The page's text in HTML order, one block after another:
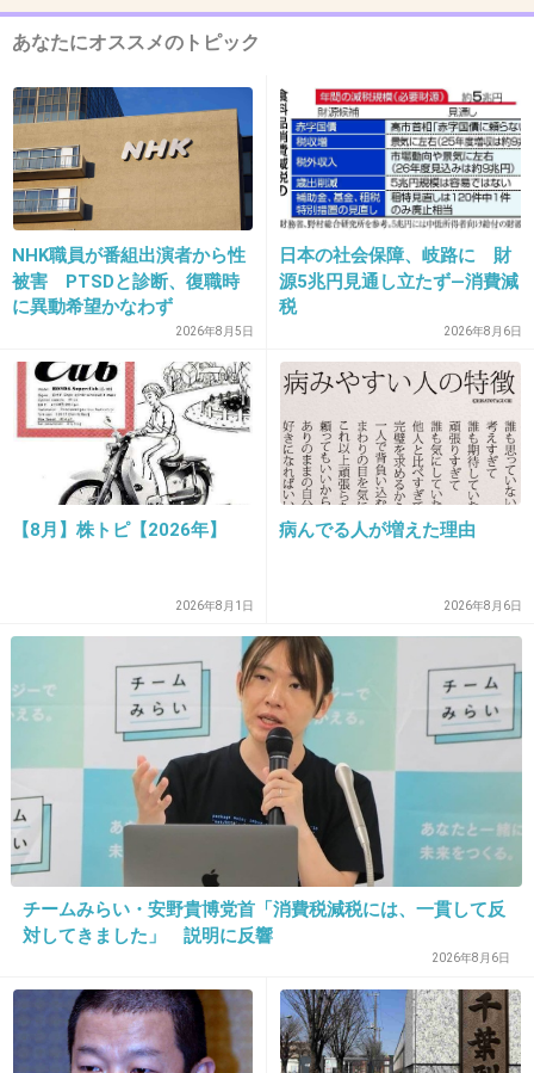
上戸彩、おしんの母親役！「感謝とプレッ
girlschannel.net
上戸彩、おしんの母親役！「感謝とプレッシャー」…映画「おしん」制作会
見 上戸彩が「おしん」母親役「感謝とプレッシャー」：芸能：スポーツ報
知 １９８３年のＮＨＫ朝の連続ドラマ「おしん」の映画制作会見が５
日、都内で行われ、上戸彩（２７）が母親役を務め...
-2
9. 匿名2013/02/11(月) 12:44:35
ジャニーズいらんww
2013/02/11(月) 12:44:52
>>ジャニーズでは所属タレント同士で翌日の話
題を“食い合う”のはタブー
なんだろう…まだそんなこと気にしてるのか、
あの事務所は…
+41 -5
11. 匿名 2013/02/11(月) 12:45:07
これ無理でしょ？ 誰が観に行くの？
+40 -0
あなたにオススメのトピック
NHK職員が番組出演者から性
被害 PTSDと診断、復職時
に異動希望かなわず
2026年8月5日
日本の社会保障、岐路に 財
源5兆円見通し立たず―消費減
税
2026年8月6日
【8月】株トピ【2026年】
2026年8月1日
病んでる人が増えた理由
2026年8月6日
チームみらい・安野貴博党首「消費税減税には、一貫して反
対してきました」 説明に反響
2026年8月6日